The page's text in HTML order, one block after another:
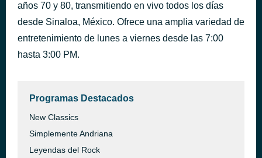
años 70 y 80, transmitiendo en vivo todos los días
desde Sinaloa, México. Ofrece una amplia variedad de
entretenimiento de lunes a viernes desde las 7:00
hasta 3:00 PM.
Programas Destacados
New Classics
Simplemente Andriana
Leyendas del Rock